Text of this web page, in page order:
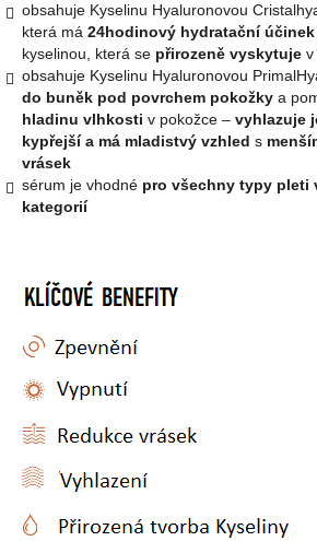
obsahuje Kyselinu Hyaluronovou
která má 24hodinový hydratační účinek
kyselinou, která se přirozeně vyskytuje v
obsahuje Kyselinu Hyaluronovou
do buněk pod povrchem pokožky a
hladinu vlhkosti v pokožce – vyhlazuje
kypřejší a má mladistvý vzhled s
vrásek
sérum je vhodné pro všechny typy pleti
kategorií